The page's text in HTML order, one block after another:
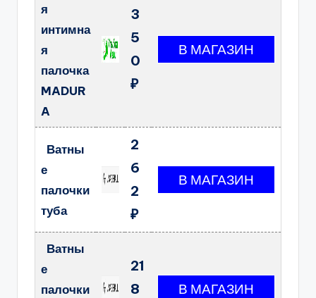
я
интимна
я
палочка
MADUR
A
3
5
0
₽
Ватны
е
палочки
туба
2
6
2
₽
Ватны
е
палочки
21
8